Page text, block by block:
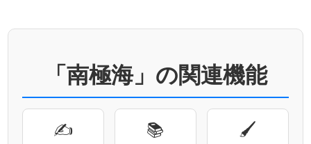
「南極海」の関連機能
✍ 📚 🖌